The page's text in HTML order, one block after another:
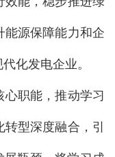
能源保障能力和企
化发电企业。
职能，推动学习
型深度融合，引